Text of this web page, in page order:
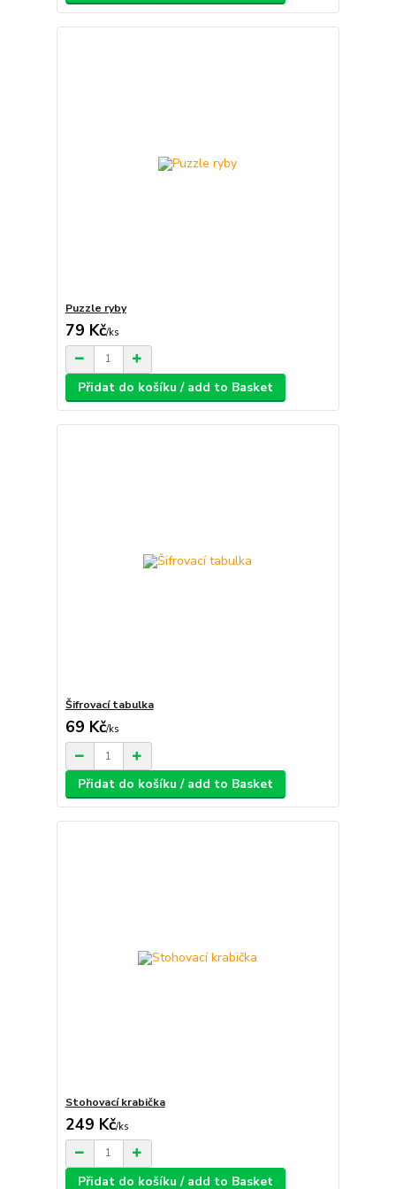
Puzzle ryby
79 Kč/ks
Přidat do košíku / add to Basket
Šifrovací tabulka
69 Kč/ks
Přidat do košíku / add to Basket
Stohovací krabička
249 Kč/ks
Přidat do košíku / add to Basket